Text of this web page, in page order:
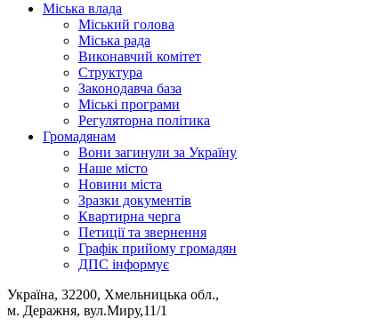
Міська влада
Міський голова
Міська рада
Виконавчий комітет
Структура
Законодавча база
Міські програми
Регуляторна політика
Громадянам
Вони загинули за Україну
Наше місто
Новини міста
Зразки документів
Квартирна черга
Петиції та звернення
Графік прийому громадян
ДПС інформує
Україна, 32200, Хмельницька обл.,
м. Деражня, вул.Миру,11/1